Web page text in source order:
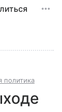
политика